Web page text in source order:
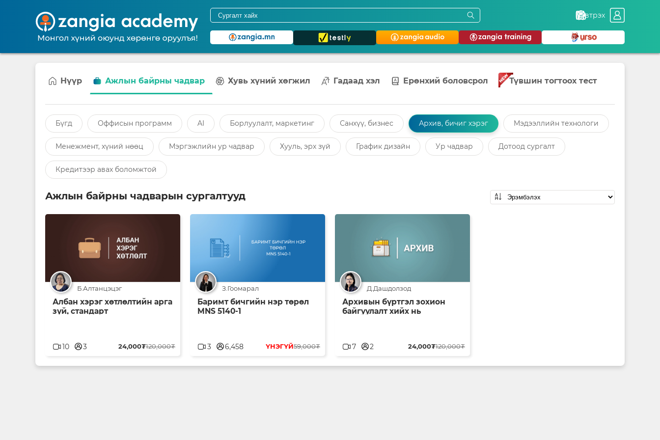
Нэвтрэх
Нүүр Ажлын байрны чадвар Хувь хүний хөгжил Гадаад хэл Ерөнхий боловсрол Түвшин тогтоох тест
Бүгд Оффисын программ AI Борлуулалт, маркетинг Санхүү, бизнес Архив, бичиг хэрэг Мэдээллийн технологи
Менежмент, хүний нөөц Мэргэжлийн ур чадвар Хууль, эрх зүй График дизайн Ур чадвар Дотоод сургалт
Кредитээр авах боломжтой
Ажлын байрны чадварын сургалтууд
Б.Алтанцэцэг
Албан хэрэг хөтлөлтийн арга
зүй, стандарт
24,000₮120,000₮
10 userblank3
З.Гоомарал
Баримт бичгийн нэр төрөл
MNS 5140-1
ҮНЭГҮЙ59,000₮
3 userblank6,458
Д.Дашдолзод
Архивын бүртгэл зохион
байгуулалт хийх нь
24,000₮120,000₮
7 userblank2